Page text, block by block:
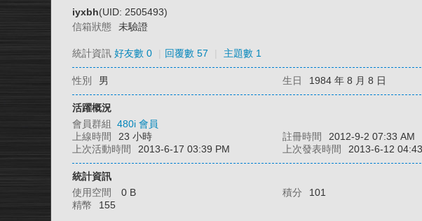
iyxbh(UID: 2505493)
信箱狀態
未驗證
統計資訊 好友數 0 回覆數 57 主題數 1
性別 男 生日 1984 年 8 月 8 日
活躍概況
會員群組 480i 會員
上線時間
23 小時 註冊時間 2012-9-2 07:33 AM
上次活動時間
2013-6-17 03:39 PM 上次發表時間 2013-6-12
統計資訊
使用空間
0 B 積分 101
精幣
155